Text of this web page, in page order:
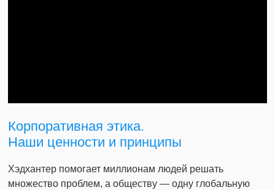
Корпоративная этика.
Наши ценности и принципы
Хэдхантер помогает миллионам людей решать
множество проблем, а обществу — одну глобальную